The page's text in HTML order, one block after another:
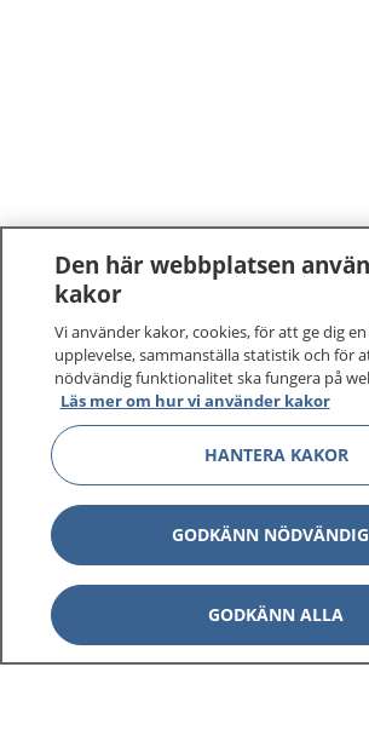
Den här webbplatsen
kakor
Vi använder kakor, cookies, för att ge dig
upplevelse, sammanställa statistik och för
nödvändig funktionalitet ska fungera på
Läs mer om hur vi använder kakor
HANTERA KAKOR
GODKÄNN
GODKÄNN ALLA